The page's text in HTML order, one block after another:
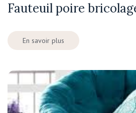
Fauteuil poire
En savoir plus